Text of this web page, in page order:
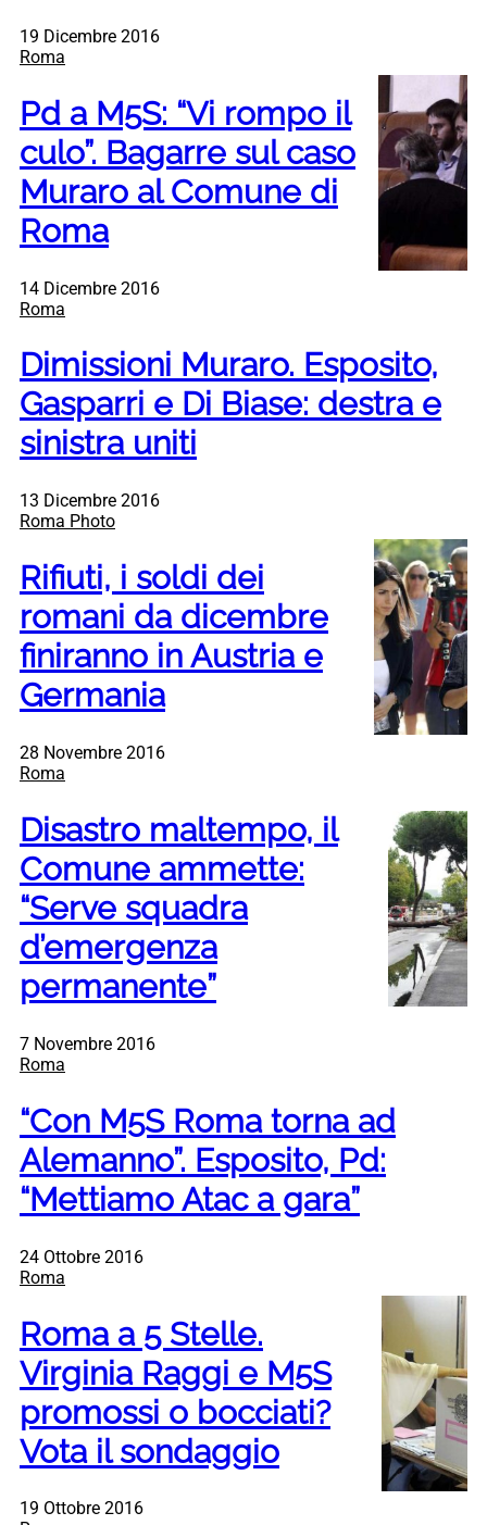
19 Dicembre 2016
Roma
Pd a M5S: “Vi rompo il
culo”. Bagarre sul caso
Muraro al Comune di
Roma
14 Dicembre 2016
Roma
Dimissioni Muraro. Esposito,
Gasparri e Di Biase: destra e
sinistra uniti
13 Dicembre 2016
Roma Photo
Rifiuti, i soldi dei
romani da dicembre
finiranno in Austria e
Germania
28 Novembre 2016
Roma
Disastro maltempo, il
Comune ammette:
“Serve squadra
d’emergenza
permanente”
7 Novembre 2016
Roma
“Con M5S Roma torna ad
Alemanno”. Esposito, Pd:
“Mettiamo Atac a gara”
24 Ottobre 2016
Roma
Roma a 5 Stelle.
Virginia Raggi e M5S
promossi o bocciati?
Vota il sondaggio
19 Ottobre 2016